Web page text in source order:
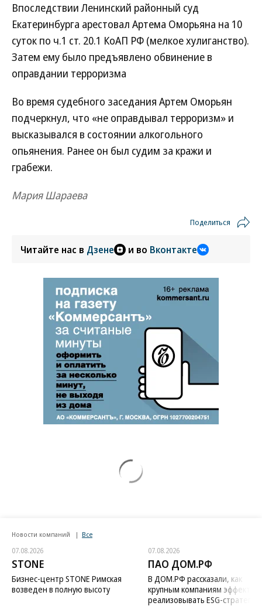
Впоследствии Ленинский районный суд
Екатеринбурга арестовал Артема Оморьяна на 10
суток по ч.1 ст. 20.1 КоАП РФ (мелкое хулиганство).
Затем ему было предъявлено обвинение в
оправдании терроризма
Во время судебного заседания Артем Оморьян
подчеркнул, что «не оправдывал терроризм» и
высказывался в состоянии алкогольного
опьянения. Ранее он был судим за кражи и
грабежи.
Мария Шараева
Поделиться
Читайте нас в Дзене и во Вконтакте
Новости компаний Все
07.08.2026
STONE
Бизнес-центр STONE Римская
возведен в полную высоту
07.08.2026
ПАО ДОМ.РФ
В ДОМ.РФ рассказали, как
крупным компаниям
реализовывать ESG-стратегию